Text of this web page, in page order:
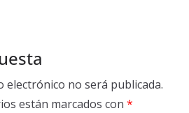
electrónico no será publicada.
están marcados con *